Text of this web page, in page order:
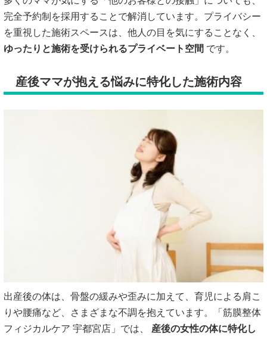
完全予約制を採用することで解消しています。プライバシー
を重視した施術スペースは、他人の目を気にすることなく、
ゆったりと施術を受けられるプライベート空間 です。
産後ママが抱える悩みに特化した施術内容
出産後の体は、骨盤の緩みや歪みに加えて、育児による肩こ
りや腰痛など、さまざまな不調を抱えています。「筋膜整体
フィジカルケア 宇都宮店」では、 産後の女性の体に特化し